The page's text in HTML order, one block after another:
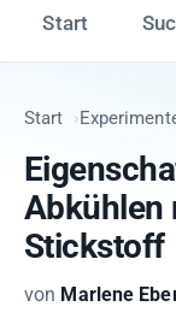
Start
Start
Abkühlen
Stickstoff
von Marlene